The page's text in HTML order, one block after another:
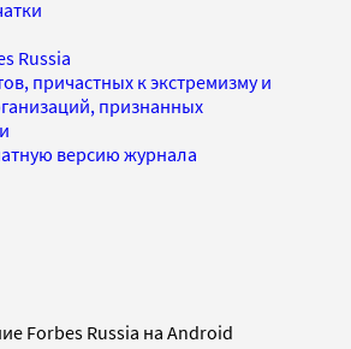
Russia
причастных к экстремизму и
признанных
версию журнала
Forbes Russia на Android